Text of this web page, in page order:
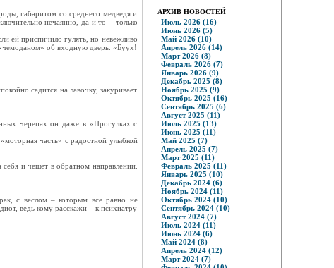
габаритом со среднего медведя и
нечаянно, да и то – только
ей приспичило гулять, но невежливо
об входную дверь. «Буух!
садится на лавочку, закуривает
черепах он даже в «Прогулках с
часть» с радостной улыбкой
и чешет в обратном направлении.
с веслом – которым все равно не
ведь кому расскажи – к психиатру
АРХИВ НОВОСТЕЙ
Июль 2026 (16)
Июнь 2026 (5)
Май 2026 (10)
Апрель 2026 (14)
Март 2026 (8)
Февраль 2026 (7)
Январь 2026 (9)
Декабрь 2025 (8)
Ноябрь 2025 (9)
Октябрь 2025 (16)
Сентябрь 2025 (6)
Август 2025 (11)
Июль 2025 (13)
Июнь 2025 (11)
Май 2025 (7)
Апрель 2025 (7)
Март 2025 (11)
Февраль 2025 (11)
Январь 2025 (10)
Декабрь 2024 (6)
Ноябрь 2024 (11)
Октябрь 2024 (10)
Сентябрь 2024 (10)
Август 2024 (7)
Июль 2024 (11)
Июнь 2024 (6)
Май 2024 (8)
Апрель 2024 (12)
Март 2024 (7)